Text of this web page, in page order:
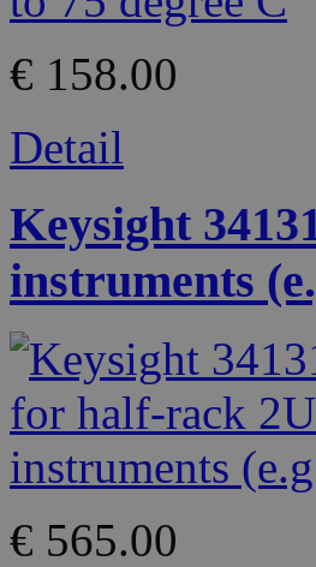
€ 158.00
Detail
Keysight
instruments
€ 565.00